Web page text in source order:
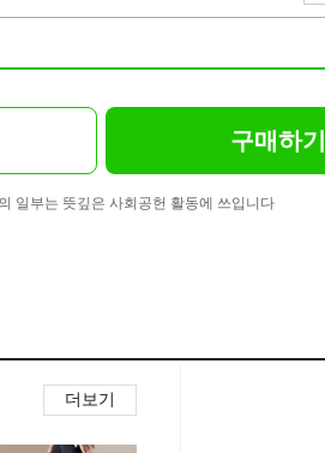
구매하기
일부는 뜻깊은 사회공헌 활동에 쓰입니다
더보기